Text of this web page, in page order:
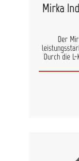
Mirka
Der
Durch die
verfügt der
beträgt
bessere
den